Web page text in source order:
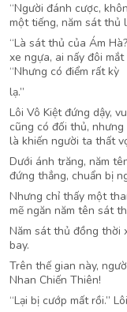
“Người đánh cược,
một tiếng, năm sát thủ
“Là sát thủ của Ám
xe ngựa, ai nấy đôi
“Nhưng có điểm rất kỳ
lạ.”
Lôi Vô Kiệt đứng dậy,
cũng có đối thủ,
là khiến người ta thất
Dưới ánh trăng, năm
đứng thẳng, chuẩn bị
Nhưng chỉ thấy một
mẽ ngăn năm tên sát
Năm sát thủ đồng thời
bay.
Trên thế gian này,
Nhan Chiến Thiên!
“Lại bị cướp mất rồi.”